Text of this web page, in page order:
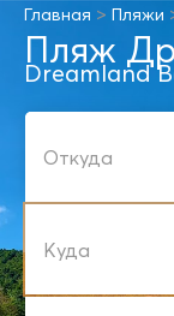
Главная > Пляжи
Пляж
Dreamland